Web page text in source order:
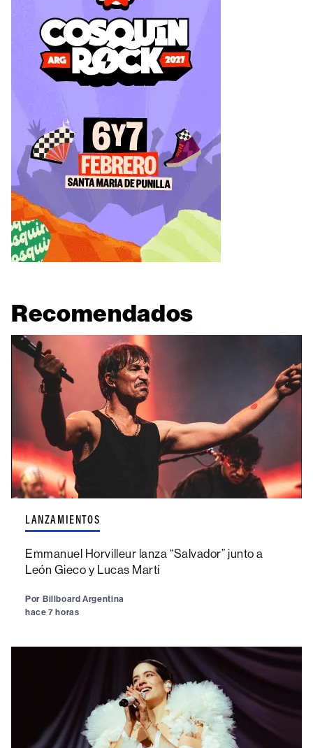
Recomendados
LANZAMIENTOS
Emmanuel Horvilleur lanza “Salvador” junto a
León Gieco y Lucas Martí
Por Billboard Argentina
hace 7 horas